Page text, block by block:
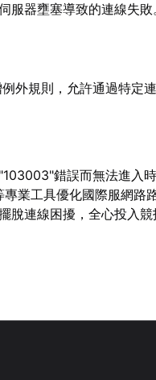
服器壅塞導致的連線失敗
外規則，允許通過特定連
錯誤而無法進入
專業工具優化國際服網路
脫連線困擾，全心投入競